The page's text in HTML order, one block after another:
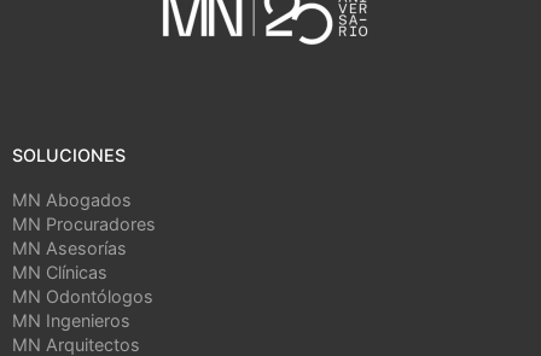
SOLUCIONES
MN Abogados
MN Procuradores
MN Asesorías
MN Clínicas
MN Odontólogos
MN Ingenieros
MN Arquitectos